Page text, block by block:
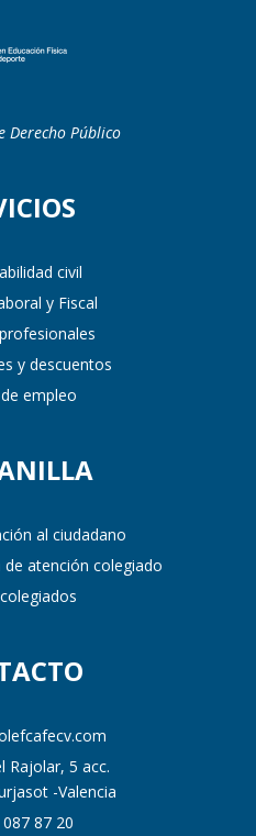
Derecho Público
civil
y Fiscal
y descuentos
empleo
al ciudadano
atención colegiado
Rajolar, 5 acc.
-Valencia
87 20